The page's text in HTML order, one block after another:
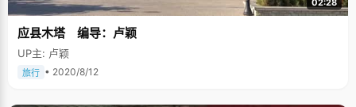
应县木塔 编导：卢颖
UP主: 卢颖
旅行 • 2020/8/12